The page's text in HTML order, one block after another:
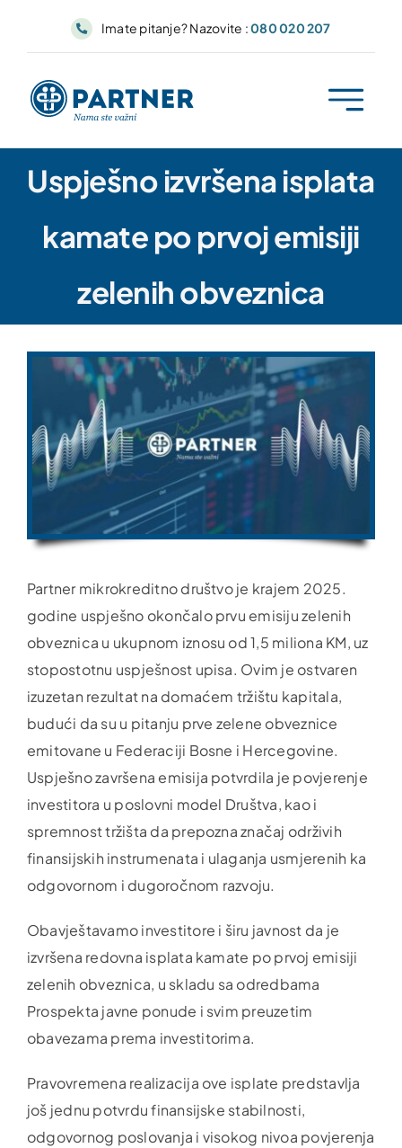
Imate pitanje? Nazovite :080 020 207
Uspješno izvršena isplata
kamate po prvoj emisiji
zelenih obveznica
Partner mikrokreditno društvo je krajem 2025.
godine uspješno okončalo prvu emisiju zelenih
obveznica u ukupnom iznosu od 1,5 miliona KM, uz
stopostotnu uspješnost upisa. Ovim je ostvaren
izuzetan rezultat na domaćem tržištu kapitala,
budući da su u pitanju prve zelene obveznice
emitovane u Federaciji Bosne i Hercegovine.
Uspješno završena emisija potvrdila je povjerenje
investitora u poslovni model Društva, kao i
spremnost tržišta da prepozna značaj održivih
finansijskih instrumenata i ulaganja usmjerenih ka
odgovornom i dugoročnom razvoju.
Obavještavamo investitore i širu javnost da je
izvršena redovna isplata kamate po prvoj emisiji
zelenih obveznica, u skladu sa odredbama
Prospekta javne ponude i svim preuzetim
obavezama prema investitorima.
Pravovremena realizacija ove isplate predstavlja
još jednu potvrdu finansijske stabilnosti,
odgovornog poslovanja i visokog nivoa povjerenja